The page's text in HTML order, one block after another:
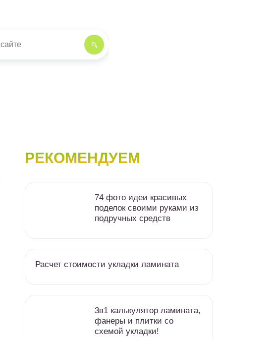
РЕКОМЕНДУЕМ
74 фото идеи красивых
поделок своими руками из
подручных средств
Расчет стоимости укладки ламината
3в1 калькулятор ламината,
фанеры и плитки со
схемой укладки!